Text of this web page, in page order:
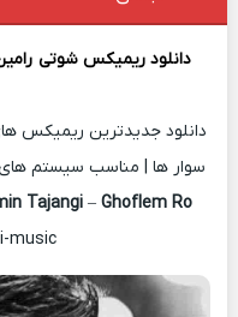
دانلود ریمیکس شوتی
دانلود جدیدترین ریمیکس
سوار ها | مناسب سیستم
Tajangi– Ghoflem Ro
music